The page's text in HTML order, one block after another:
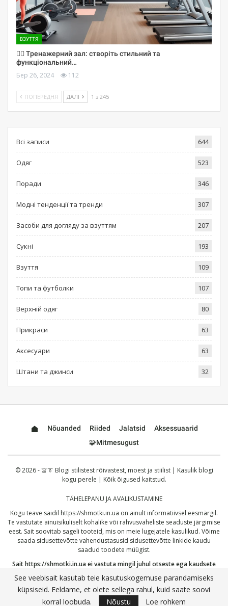
ВЗУТТЯ
🏋️‍♀️ Тренажерний зал: створіть стильний та
функціональний…
Бер 26, 2024 112
ПОПЕРЕДНЯ ДАЛІ 1 з 245
Всі записи 644
Одяг 523
Поради 346
Модні тенденції та тренди 307
Засоби для догляду за взуттям 207
Сукні 193
Взуття 109
Топи та футболки 107
Верхній одяг 80
Прикраси 63
Аксесуари 63
Штани та джинси 32
Nõuanded Riided Jalatsid
Aksessuaarid
🧩Mitmesugust
© 2026 - 👗👔 Blogi stilistest rõivastest, moest ja stiilist | Kasulik blogi
kogu perele | Kõik õigused kaitstud.
TÄHELEPANU JA AVALIKUSTAMINE
Kogu teave saidil https://shmotki.in.ua on ainult informatiivsel eesmärgil.
Te vastutate ainuisikuliselt kohalike või rahvusvaheliste seaduste järgimise
eest. Sait soovitab sageli tooteid, mis on meie lugejatele kasulikud. Võime
saada sidusettevõtte vahendustasusid sidusettevõtte linkide kaudu
saadud toodete müügist.
Saithttps://shmotki.in.uaei vastuta mingil juhul otseste ega kaudsete
kahjude eest, mis võivad tuleneda siin avaldatud teabe kasutamisest või
väärkasutusest. Jätkates kinnitate, et olete lugenud ja nõustunud meie
täielikuvastutusest loobumisega ja meieprivaatsuspoliitikaga.
See veebisait kasutab teie kasutuskogemuse parandamiseks
küpsiseid. Eeldame, et olete sellega rahul, kuid saate soovi
korral loobuda.
Nõustu Loe rohkem